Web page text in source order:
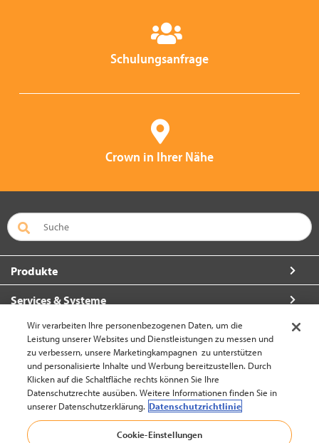
Schulungsanfrage
Crown in Ihrer Nähe
Produkte
Services & Systeme
Über Crown
So erreichen Sie uns
Europa-Deutsch (ändern)
Wir verarbeiten Ihre personenbezogenen Daten, um die
Leistung unserer Websites und Dienstleistungen zu messen und
zu verbessern, unsere Marketingkampagnen zu unterstützen
und personalisierte Inhalte und Werbung bereitzustellen. Durch
Klicken auf die Schaltfläche rechts können Sie Ihre
Datenschutzrechte ausüben. Weitere Informationen finden Sie in
unserer Datenschutzerklärung. Datenschutzrichtlinie
Cookie-Einstellungen